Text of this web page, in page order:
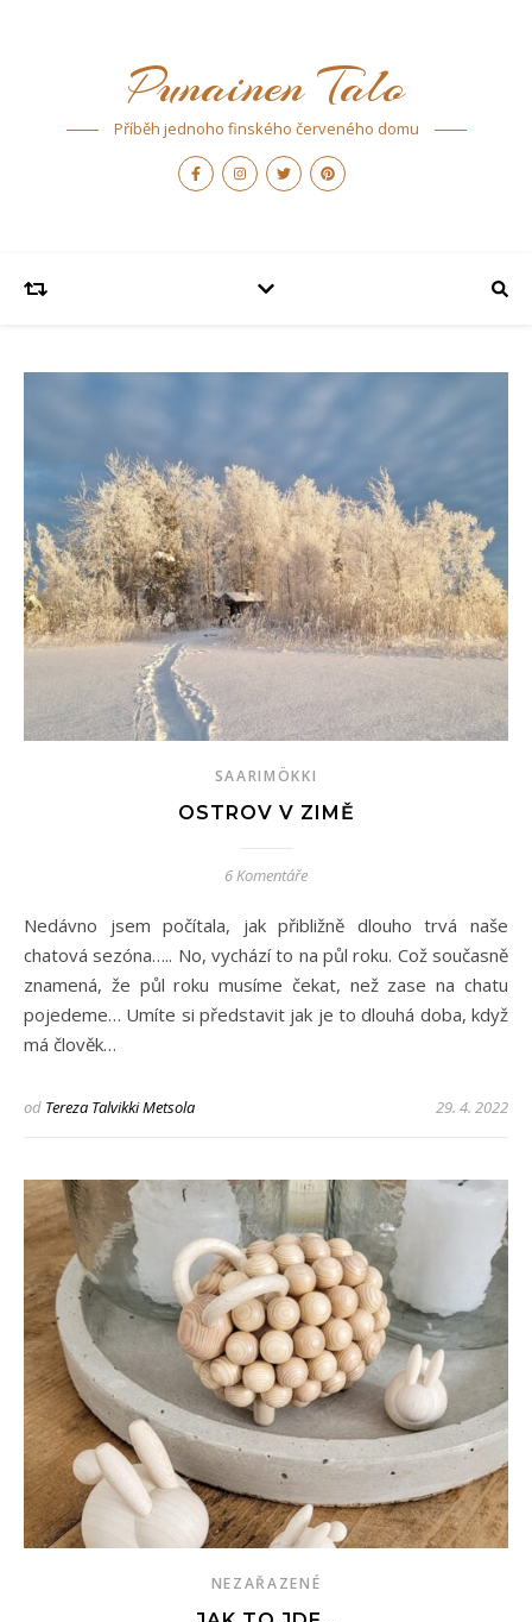
Punainen Talo
Příběh jednoho finského červeného domu
SAARIMÖKKI
OSTROV V ZIMĚ
6 Komentáře
Nedávno jsem počítala, jak přibližně dlouho trvá naše
chatová sezóna….. No, vychází to na půl roku. Což současně
znamená, že půl roku musíme čekat, než zase na chatu
pojedeme… Umíte si představit jak je to dlouhá doba, když
má člověk…
od Tereza Talvikki Metsola 29. 4. 2022
NEZAŘAZENÉ